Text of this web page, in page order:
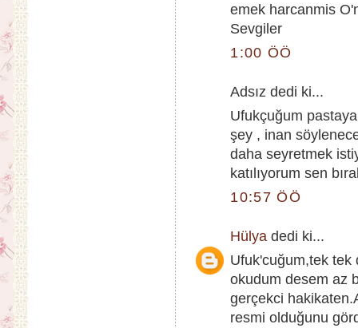
emek harcanmis
Sevgiler
1:00 ÖÖ
Adsız dedi ki...
Ufukçuğum
şey , inan
daha seyretmek
katılıyorum sen
10:57 ÖÖ
Hülya dedi ki...
Ufuk'cuğum,tek tek
okudum desem az
gerçekci
resmi olduğunu